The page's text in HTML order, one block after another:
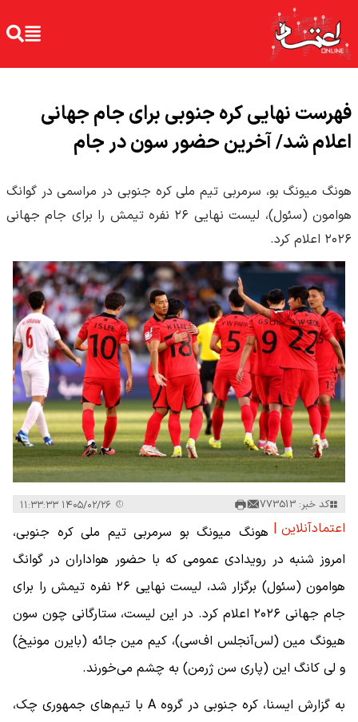
فهرست نهایی کره جنوبی برای جام جهانی
اعلام شد/ آخرین حضور سون در جام
هونگ میونگ بو، سرمربی تیم ملی کره جنوبی در مراسمی در گوانگ
هوامون (سئول)، لیست نهایی ۲۶ نفره تیمش را برای جام جهانی
۲۰۲۶ اعلام کرد.
کد خبر: 773513
اعتمادآنلاین | هونگ میونگ بو سرمربی تیم ملی کره جنوبی،
امروز شنبه در رویدادی عمومی که با حضور هواداران در گوانگ
هوامون (سئول) برگزار شد، لیست نهایی ۲۶ نفره تیمش را برای
جام جهانی ۲۰۲۶ اعلام کرد. در این لیست، ستارگانی چون سون
هیونگ مین (لس‌آنجلس اف‌سی)، کیم مین جائه (بایرن مونیخ)
و لی کانگ این (پاری سن ژرمن) به چشم می‌خورند.
به گزارش ایسنا، کره جنوبی در گروه A با تیم‌های جمهوری چک،